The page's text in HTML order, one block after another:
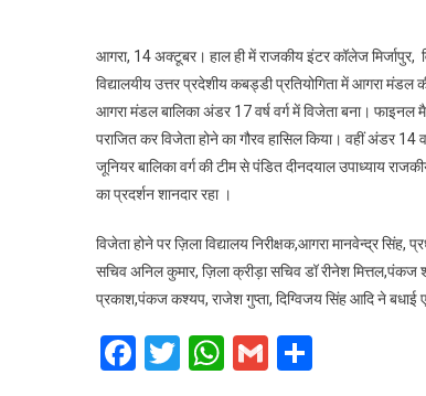
आगरा, 14 अक्टूबर। हाल ही में राजकीय इंटर कॉलेज मिर्जापुर,
विद्यालयीय उत्तर प्रदेशीय कबड्डी प्रतियोगिता में आगरा मंडल
आगरा मंडल बालिका अंडर 17 वर्ष वर्ग में विजेता बना।
पराजित कर विजेता होने का गौरव हासिल किया। वहीं अंडर 14
जूनियर बालिका वर्ग की टीम से पंडित दीनदयाल उपाध्याय
का प्रदर्शन शानदार रहा ।
विजेता होने पर ज़िला विद्यालय निरीक्षक,आगरा मानवेन्द्र सिंह,
सचिव अनिल कुमार, ज़िला क्रीड़ा सचिव डॉ रीनेश मित्तल,पंकज
प्रकाश,पंकज कश्यप, राजेश गुप्ता, दिग्विजय सिंह आदि ने बधाई
Facebook
Twitter
WhatsApp
Gmail